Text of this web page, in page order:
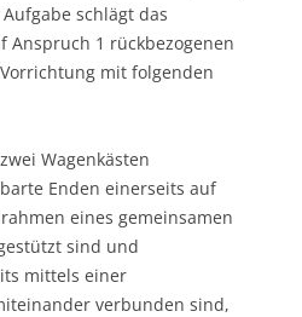
schlägt das
Anspruch 1 rückbezogenen
mit folgenden
Wagenkästen
Enden einerseits auf
eines gemeinsamen
sind und
mittels einer
verbunden sind,